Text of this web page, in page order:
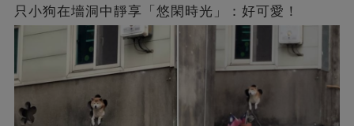
只小狗在墻洞中靜享「悠閑時光」：好可愛！